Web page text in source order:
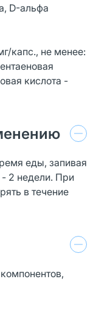
D-альфа
капс., не менее:
кислота -
еды, запивая
2 недели. При
в течение